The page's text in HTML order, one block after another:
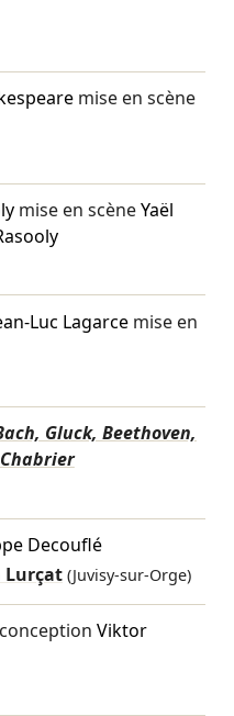
mise en scène
mise en scèneYaël
Luc Lagarcemise en
Gluck, Beethoven,
Decouflé
Lurçat (Juvisy-sur-Orge)
conception Viktor